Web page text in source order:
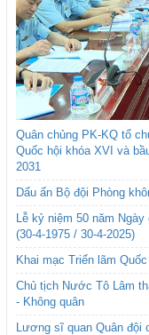
Quân chủng PK-KQ tổ
Quốc hội khóa XVI và
2031
Dấu ấn Bộ đội Phòng
Lễ kỷ niệm 50 năm
(30-4-1975 / 30-4-2025)
Khai mạc Triển lãm
Chủ tịch Nước Tô Lâm
- Không quân
Lương sĩ quan Quân